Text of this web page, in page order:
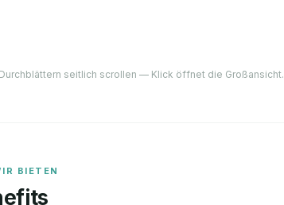
seitlich scrollen — Klick öffnet die Großansicht.
BIETEN